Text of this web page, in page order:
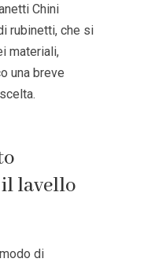
Chini
rubinetti, che si
materiali,
una breve
lavello
di